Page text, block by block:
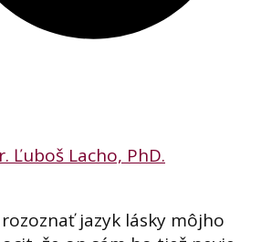
Ľuboš Lacho, PhD.
jazyk lásky môjho